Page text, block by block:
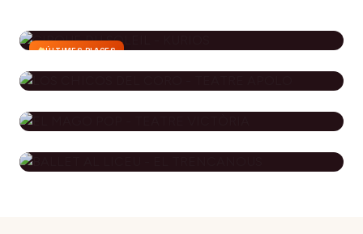
ÚLTIMES PLACES
CIRQUE DU SOLEIL - KURIOS
LOS CHICOS DEL CORO - TEATRE
APOLO
EL MAGO POP - TEATRE
VICTÒRIA